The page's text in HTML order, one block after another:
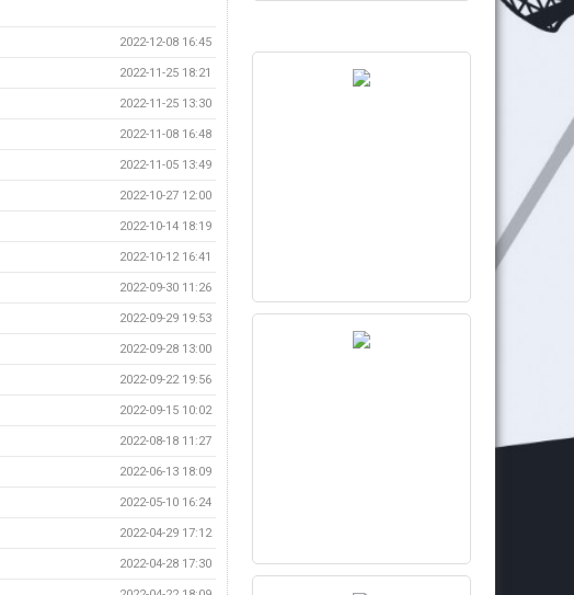
2022-12-08 16:45
2022-11-25 18:21
2022-11-25 13:30
2022-11-08 16:48
2022-11-05 13:49
2022-10-27 12:00
2022-10-14 18:19
2022-10-12 16:41
2022-09-30 11:26
2022-09-29 19:53
2022-09-28 13:00
2022-09-22 19:56
2022-09-15 10:02
2022-08-18 11:27
2022-06-13 18:09
2022-05-10 16:24
2022-04-29 17:12
2022-04-28 17:30